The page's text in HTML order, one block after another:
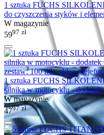
1 sztuka FUCHS
do czyszczenia styków i
W magazynie
5997 zł
1 sztuka FUCHS
silnika w motocyklu - dodatek
W magazynie
4797 zł